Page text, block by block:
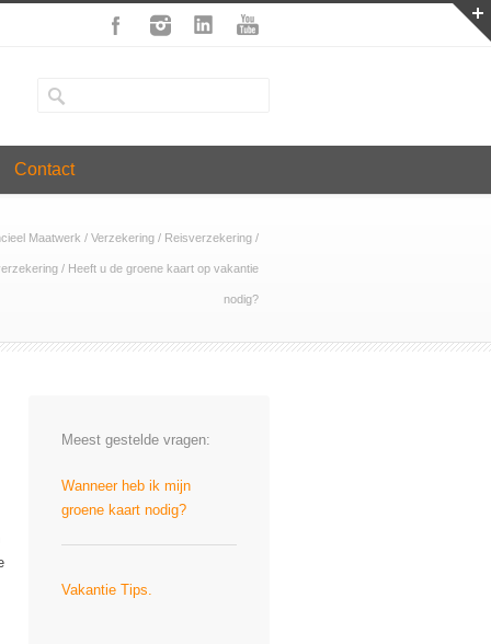
Contact
Maatwerk / Verzekering / Reisverzekering /
/ Heeft u de groene kaart op vakantie
nodig?
Meest gestelde vragen:
Wanneer heb ik mijn
groene kaart nodig?
Vakantie Tips.